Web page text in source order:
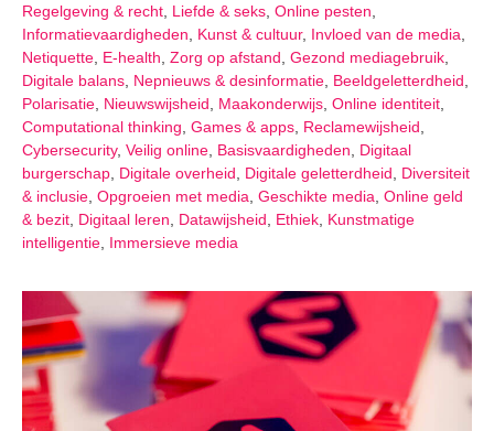
Regelgeving & recht Liefde & seks Online pesten
Informatievaardigheden
Kunst & cultuur, Invloed van de media
Netiquette E-health Zorg op afstand Gezond mediagebruik
Digitale balans Nepnieuws & desinformatie Beeldgeletterdheid
Polarisatie Nieuwswijsheid Maakonderwijs Online identiteit
Computational thinking Games & apps Reclamewijsheid
Cybersecurity, Veilig online Basisvaardigheden
Digitaal
burgerschap Digitale overheid Digitale geletterdheid
Diversiteit
& inclusie Opgroeien met media Geschikte media Online geld
& bezit Digitaal leren Datawijsheid Ethiek Kunstmatige
intelligentie Immersieve media